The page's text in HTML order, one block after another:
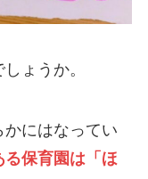
ょうか。
にはなってい
る保育園は「ほ